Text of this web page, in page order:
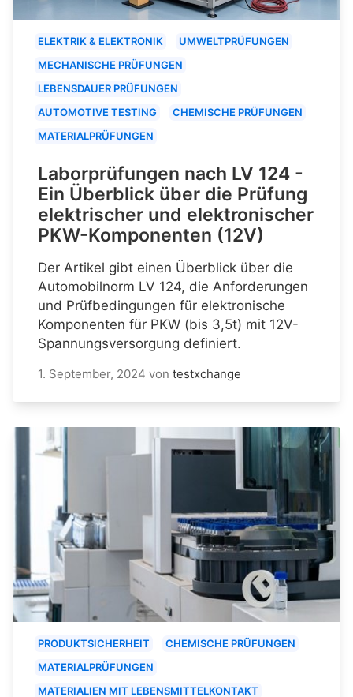
ELEKTRIK & ELEKTRONIK
UMWELTPRÜFUNGEN
MECHANISCHE PRÜFUNGEN
LEBENSDAUER PRÜFUNGEN
AUTOMOTIVE TESTING
CHEMISCHE PRÜFUNGEN
MATERIALPRÜFUNGEN
Laborprüfungen nach LV 124 -
Ein Überblick über die Prüfung
elektrischer und elektronischer
PKW-Komponenten (12V)
Der Artikel gibt einen Überblick über die
Automobilnorm LV 124, die Anforderungen
und Prüfbedingungen für elektronische
Komponenten für PKW (bis 3,5t) mit 12V-
Spannungsversorgung definiert.
1. September, 2024 von testxchange
PRODUKTSICHERHEIT
CHEMISCHE PRÜFUNGEN
MATERIALPRÜFUNGEN
MATERIALIEN MIT LEBENSMITTELKONTAKT